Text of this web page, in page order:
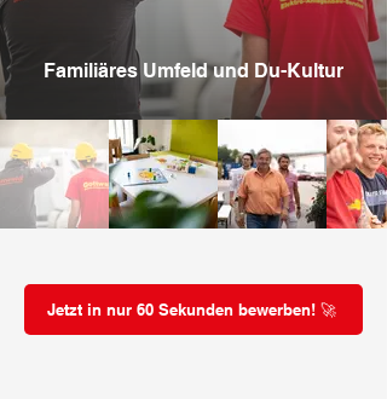
Familiäres Umfeld und Du-Kultur
Jetzt in nur 60 Sekunden bewerben! 🚀